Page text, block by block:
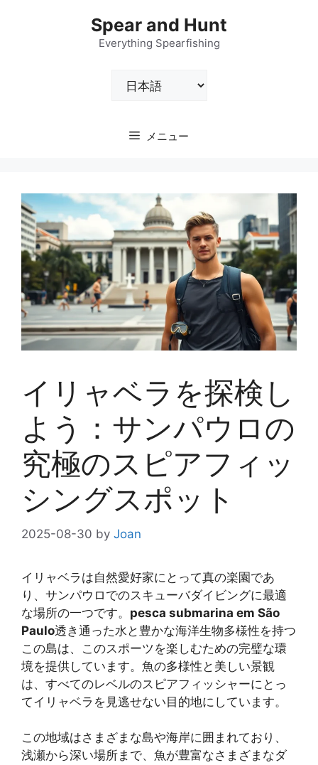
Spear and Hunt
Everything Spearfishing
メニュー
イリャベラを探検し
よう：サンパウロの
究極のスピアフィッ
シングスポット
2025-08-30 by Joan
イリャベラは自然愛好家にとって真の楽園であ
り、サンパウロでのスキューバダイビングに最適
な場所の一つです。 pesca submarina em São
Paulo透き通った水と豊かな海洋生物多様性を持つ
この島は、このスポーツを楽しむための完璧な環
境を提供しています。魚の多様性と美しい景観
は、すべてのレベルのスピアフィッシャーにとっ
てイリャベラを見逃せない目的地にしています。
この地域はさまざまな島や海岸に囲まれており、
浅瀬から深い場所まで、魚が豊富なさまざまなダ